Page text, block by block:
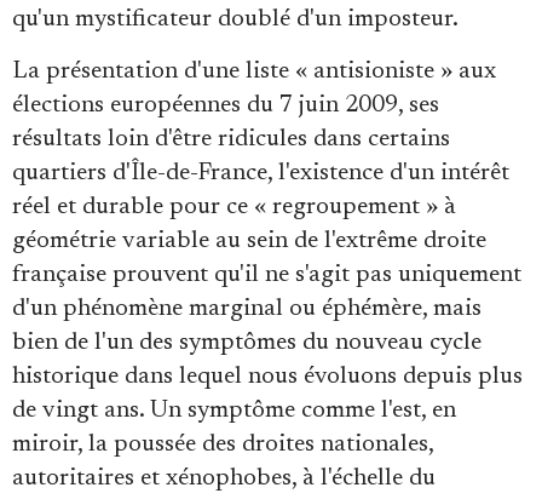
qu'un mystificateur doublé d'un imposteur.
La présentation d'une liste « antisioniste » aux
élections européennes du 7 juin 2009, ses
résultats loin d'être ridicules dans certains
quartiers d'Île-de-France, l'existence d'un intérêt
réel et durable pour ce « regroupement » à
géométrie variable au sein de l'extrême droite
française prouvent qu'il ne s'agit pas uniquement
d'un phénomène marginal ou éphémère, mais
bien de l'un des symptômes du nouveau cycle
historique dans lequel nous évoluons depuis plus
de vingt ans. Un symptôme comme l'est, en
miroir, la poussée des droites nationales,
autoritaires et xénophobes, à l'échelle du